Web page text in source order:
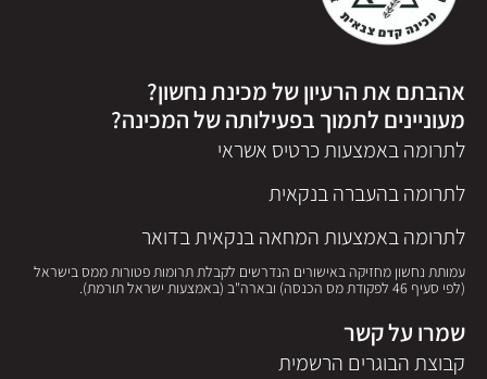
אהבתם את הרעיון של מכינת נחשון?
מעוניינים לתמוך בפעילותה של המכינה?
לתרומה באמצעות כרטיס אשראי
לתרומה בהעברה בנקאית
לתרומה באמצעות המחאה בנקאית בדואר
עמותת נחשון מחזיקה באישורים הנדרשים לקבלת תרומות פטורות ממס בישראל
(לפי סעיף 46 לפקודת מס הכנסה) ובארה"ב (באמצעות ישראל תורמת).
שמרו על קשר
קבוצת הבוגרים הרשמית